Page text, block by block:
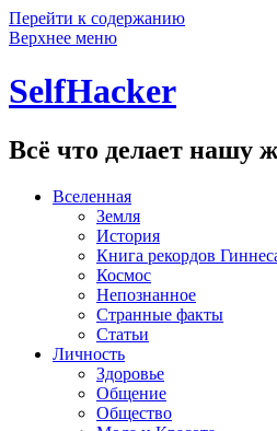
Перейти к содержанию
Верхнее меню
SelfHacker
Всё что делает нашу
Вселенная
Земля
История
Книга рекордов
Космос
Непознанное
Странные факты
Статьи
Личность
Здоровье
Общение
Общество